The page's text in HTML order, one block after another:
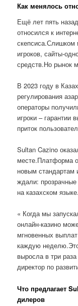
Как менялось
Ещё лет пять
относился к
скепсиса.Слишком
игроков, сайты-
средств.Но рынок
В 2023 году в
регулирования
операторы
игроки – гарантии
приток
Sultan Cazino
месте.Платформа
новым стандартам
ждали:
на казахском языке.
« Когда мы
онлайн-казино
мгновенных
каждую
выросла в три
директор по
Что предлагает
дилеров